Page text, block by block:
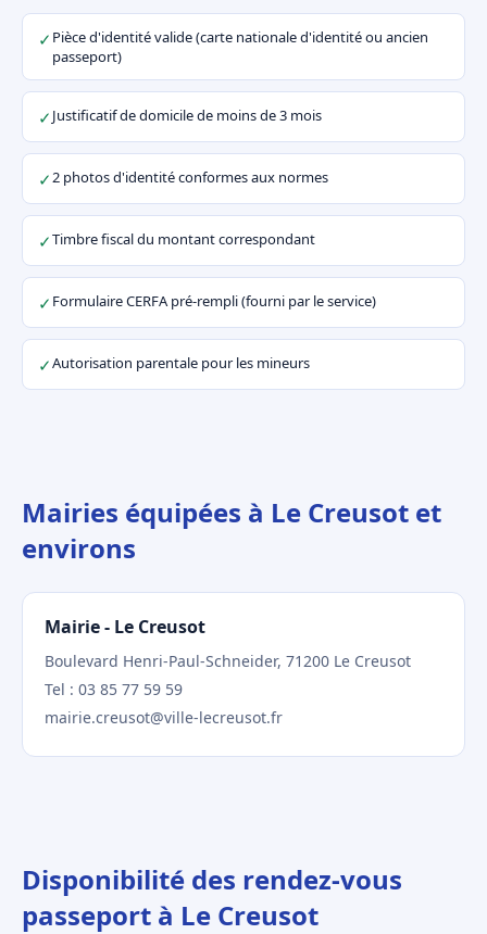
✓ Pièce d'identité valide (carte nationale d'identité ou ancien
passeport)
✓Justificatif de domicile de moins de 3 mois
✓2 photos d'identité conformes aux normes
✓Timbre fiscal du montant correspondant
✓ Formulaire CERFA pré-rempli (fourni par le service)
✓Autorisation parentale pour les mineurs
Mairies équipées à Le Creusot et
environs
Mairie - Le Creusot
Boulevard Henri-Paul-Schneider, 71200 Le Creusot
Tel : 03 85 77 59 59
mairie.creusot@ville-lecreusot.fr
Disponibilité des rendez-vous
passeport à Le Creusot